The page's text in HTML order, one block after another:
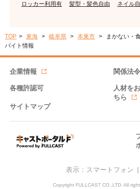
ロッカー利用有 髪型・髪色自由 ネイル
TOP 東海 岐阜県 本巣市
まかない・
バイト情報
企業情報 関係法
各種許認可 人材を
ちら
サイトマップ
表示：スマートフォン |
Copyright FULLCAST CO.,LTD. All